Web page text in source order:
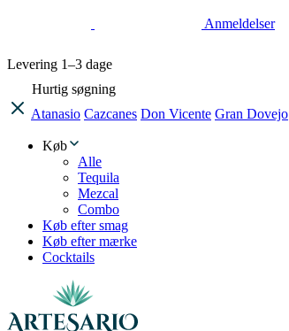
Anmeldelser
Levering 1–3 dage
Hurtig søgning
Atanasio Cazcanes Don Vicente Gran Dovejo
Køb
Alle
Tequila
Mezcal
Combo
Køb efter smag
Køb efter mærke
Cocktails